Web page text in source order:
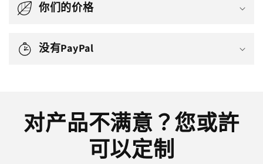
你们的价格
没有PayPal
对产品不满意？您或許
可以定制